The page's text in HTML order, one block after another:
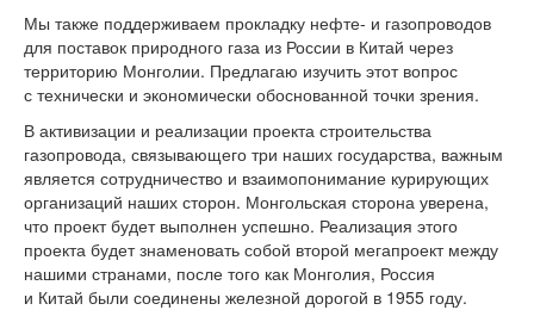
Мы также поддерживаем прокладку нефте- и газопроводов
для поставок природного газа из России в Китай через
территорию Монголии. Предлагаю изучить этот вопрос
с технически и экономически обоснованной точки зрения.
В активизации и реализации проекта строительства
газопровода, связывающего три наших государства, важным
является сотрудничество и взаимопонимание курирующих
организаций наших сторон. Монгольская сторона уверена,
что проект будет выполнен успешно. Реализация этого
проекта будет знаменовать собой второй мегапроект между
нашими странами, после того как Монголия, Россия
и Китай были соединены железной дорогой в 1955 году.